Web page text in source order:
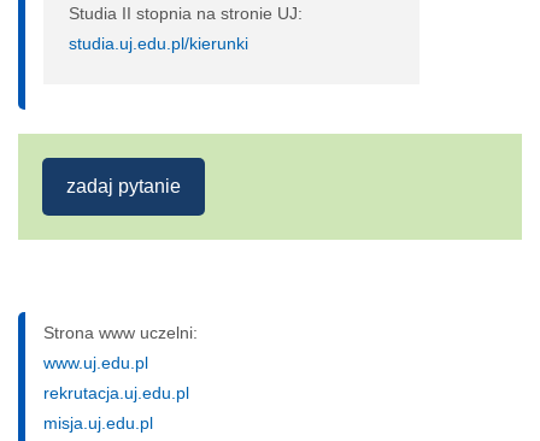
Studia II stopnia na stronie UJ:
studia.uj.edu.pl/kierunki
zadaj pytanie
Strona www uczelni:
www.uj.edu.pl
rekrutacja.uj.edu.pl
misja.uj.edu.pl